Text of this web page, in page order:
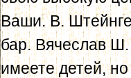
Ваши. В.
бар. Вячеслав
имеете детей,